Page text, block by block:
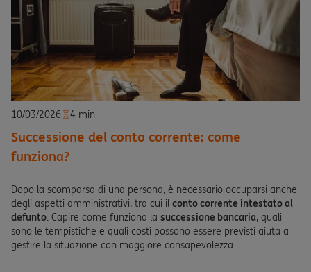
10/03/2026 4 min
Successione del conto corrente: come
funziona?
Dopo la scomparsa di una persona, è necessario occuparsi anche
degli aspetti amministrativi, tra cui il conto corrente intestato al
defunto. Capire come funziona la successione bancaria, quali
sono le tempistiche e quali costi possono essere previsti aiuta a
gestire la situazione con maggiore consapevolezza.